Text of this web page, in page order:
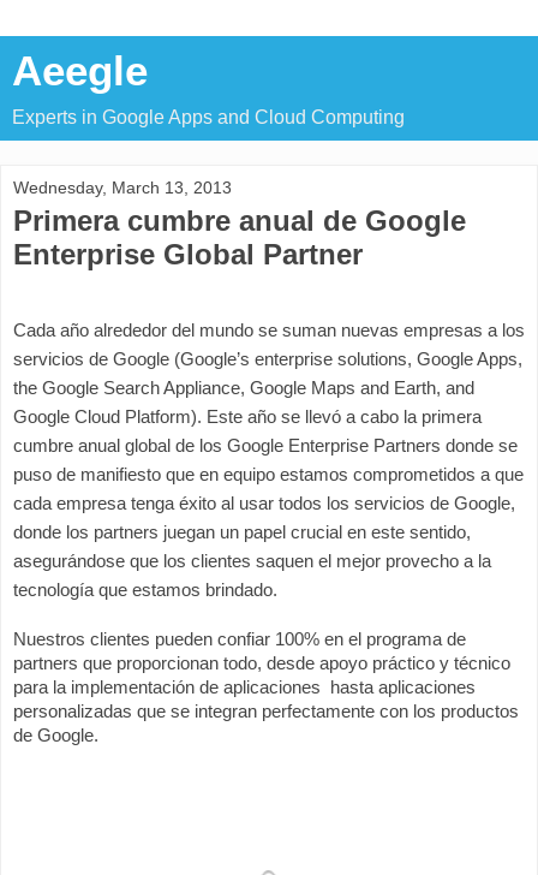
Aeegle
Experts in Google Apps and Cloud Computing
Wednesday, March 13, 2013
Primera cumbre anual de Google
Enterprise Global Partner
Cada año alrededor del mundo se suman nuevas empresas a los
servicios de Google (Google’s enterprise solutions, Google Apps,
the Google Search Appliance, Google Maps and Earth, and
Google Cloud Platform). Este año se llevó a cabo la primera
cumbre anual global de los Google Enterprise Partners donde se
puso de manifiesto que en equipo estamos comprometidos a que
cada empresa tenga éxito al usar todos los servicios de Google,
donde los partners juegan un papel crucial en este sentido,
asegurándose que los clientes saquen el mejor provecho a la
tecnología que estamos brindado.
Nuestros clientes pueden confiar 100% en el programa de
partners que proporcionan todo, desde apoyo práctico y técnico
para la implementación de aplicaciones  hasta aplicaciones
personalizadas que se integran perfectamente con los productos
de Google.